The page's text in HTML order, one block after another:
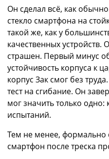
Он сделал всё, как
стекло смартфона на
такой же, как у
качественных устройств.
страшен. Первый минус
устойчивость корпуса к
корпус Зак смог без
тест на сгибание. Он
мог значить только
испытаний.
Тем не менее, формально
смартфон после треска